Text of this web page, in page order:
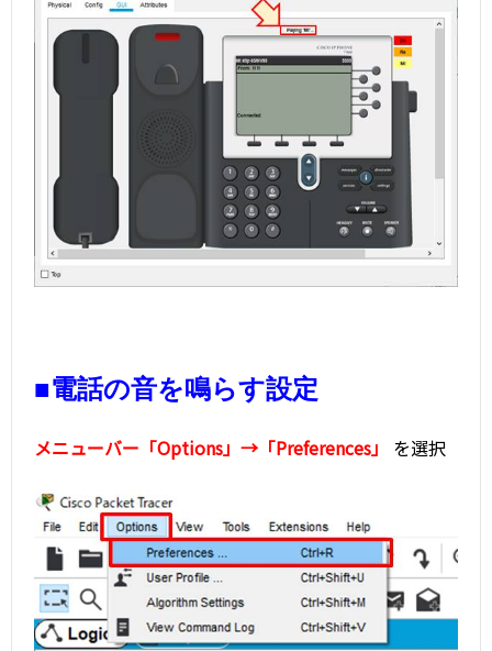
■電話の音を鳴らす設定
メニューバー「Options」→「Preferences」 を選択